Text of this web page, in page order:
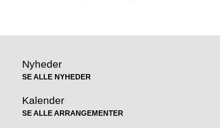
Nyheder
SE ALLE NYHEDER
Kalender
SE ALLE ARRANGEMENTER